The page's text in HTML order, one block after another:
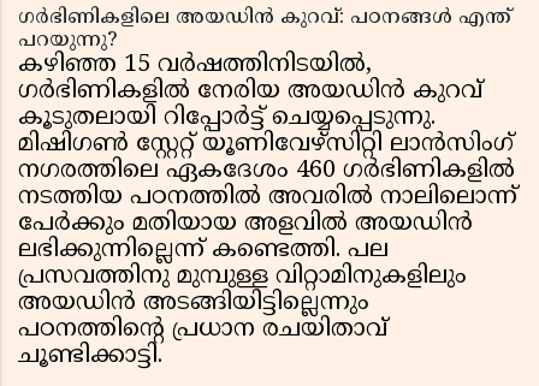
ഗർഭിണികളിലെ അയഡിൻ കുറവ്: പഠനങ്ങൾ എന്ത്
പറയുന്നു?
കഴിഞ്ഞ 15 വർഷത്തിനിടയിൽ,
ഗർഭിണികളിൽ നേരിയ അയഡിൻ കുറവ്
കൂടുതലായി റിപ്പോർട്ട് ചെയ്യപ്പെടുന്നു.
മിഷിഗൺ സ്റ്റേറ്റ് യൂണിവേഴ്സിറ്റി ലാൻസിംഗ്
നഗരത്തിലെ ഏകദേശം 460 ഗർഭിണികളിൽ
നടത്തിയ പഠനത്തിൽ അവരിൽ നാലിലൊന്ന്
പേർക്കും മതിയായ അളവിൽ അയഡിൻ
ലഭിക്കുന്നില്ലെന്ന് കണ്ടെത്തി. പല
പ്രസവത്തിനു മുമ്പുള്ള വിറ്റാമിനുകളിലും
അയഡിൻ അടങ്ങിയിട്ടില്ലെന്നും
പഠനത്തിന്റെ പ്രധാന രചയിതാവ്
ചൂണ്ടിക്കാട്ടി.